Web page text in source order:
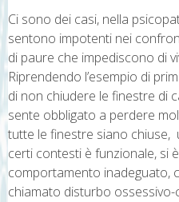
Ci sono dei casi, nella
sentono impotenti nei
di paure che impediscono di
Riprendendo l’esempio di
di non chiudere le finestre di
sente obbligato a perdere
tutte le finestre siano chiuse,
certi contesti è funzionale, si
comportamento inadeguato,
chiamato disturbo ossessivo-